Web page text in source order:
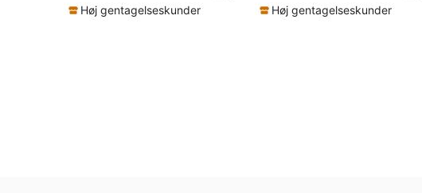
Høj gentagelseskunder Høj gentagelseskunder